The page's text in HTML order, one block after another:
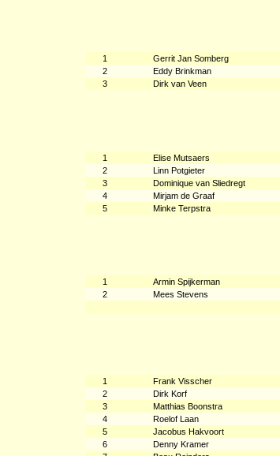
1 Gerrit Jan Somberg
2
Eddy Brinkman
3
Dirk van Veen
1 Elise Mutsaers
2
Linn Potgieter
3
Dominique van Sliedregt
4
Mirjam de Graaf
5
Minke Terpstra
1 Armin Spijkerman
2
Mees Stevens
1 Frank Visscher
2
Dirk Korf
3
Matthias Boonstra
4
Roelof Laan
5
Jacobus Hakvoort
6
Denny Kramer